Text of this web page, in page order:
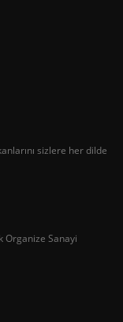
sizlere her dilde
Organize Sanayi